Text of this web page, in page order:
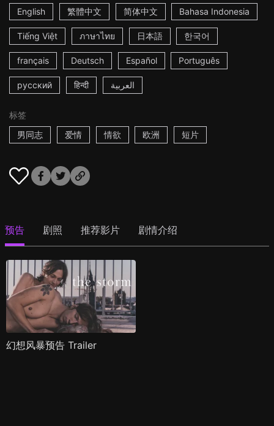
English
繁體中文 简体中文 Bahasa Indonesia
Tiếng Việt ภาษาไทย 日本語 한국어
français Deutsch Español Português
русский हिन्दी العربية
标签
男同志
爱情 情欲 欧洲 短片
预告 剧照 推荐影片 剧情介绍
幻想风暴预告 Trailer